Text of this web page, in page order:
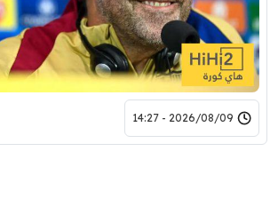
2026/08/09 - 14:27